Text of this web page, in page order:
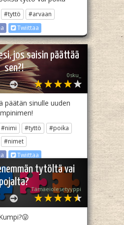
#tyttö
#arvaan
Twiittaa
jos saisin päättää
sen?!
0sku_
päätän sinulle uuden
#nimi #tyttö
#poika
#nimet
Twiittaa
tytöltä vai
pojalta?
Tämäeiolesetyyppi